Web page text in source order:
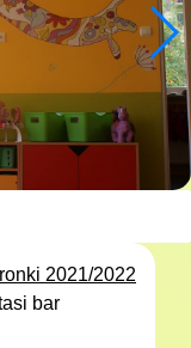
2021/2022
bar